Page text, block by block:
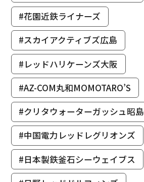
#花園近鉄ライナーズ
#スカイアクティブズ広島
#レッドハリケーンズ大阪
#AZ-COM丸和MOMOTARO’S
#クリタウォーターガッシュ昭島
#中国電力レッドレグリオンズ
#日本製鉄釜石シーウェイブス